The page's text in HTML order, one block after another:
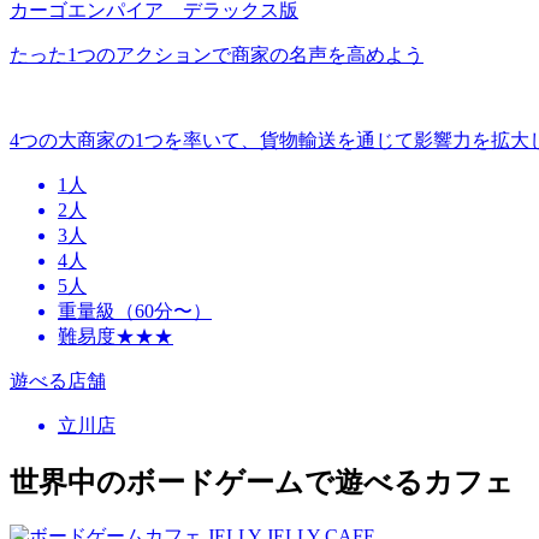
カーゴエンパイア デラックス版
​たった1つのアクションで商家の名声を高めよう
4つの大商家の1つを率いて、貨物輸送を通じて影響力を拡大
1人
2人
3人
4人
5人
重量級（60分〜）
難易度★★★
遊べる店舗
立川店
世界中のボードゲームで遊べるカフェ